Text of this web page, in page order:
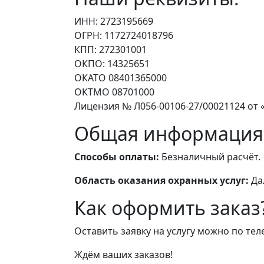
ИНН: 2723195669
ОГРН: 1172724018796
КПП: 272301001
ОКПО: 14325651
ОКАТО 08401365000
ОКТМО 08701000
Лицензия № Л056-00106-27/00021124 от
Общая
Способы оплаты: Безналичный расчёт.
Область оказания охранных услуг:
Как оформить
Оставить заявку на услугу можно по
Ждём ваших заказов!